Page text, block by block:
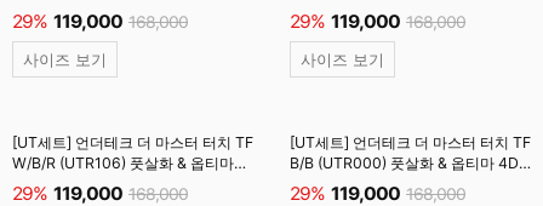
엘리트 인솔 (UTOS001) #
29% 119,000 168,000
사이즈 보기
엘리트 인솔 (UTOS001) #
29% 119,000 168,000
사이즈 보기
[UT세트] 언더테크 더 마스터 터치 TF
W/B/R (UTR106) 풋살화 & 옵티마
4D 엘리트 인솔 (UTOS001) #
29% 119,000 168,000
[UT세트] 언더테크 더 마스터 터치 TF
B/B (UTR000) 풋살화 & 옵티마 4D
엘리트 인솔 (UTOS001) #
29% 119,000 168,000